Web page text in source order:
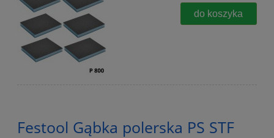
do koszyka
Festool Gąbka polerska PS STF